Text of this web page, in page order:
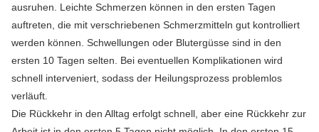
ausruhen. Leichte Schmerzen können in den ersten Tagen
auftreten, die mit verschriebenen Schmerzmitteln gut kontrolliert
werden können. Schwellungen oder Blutergüsse sind in den
ersten 10 Tagen selten. Bei eventuellen Komplikationen wird
schnell interveniert, sodass der Heilungsprozess problemlos
verläuft.
Die Rückkehr in den Alltag erfolgt schnell, aber eine Rückkehr zur